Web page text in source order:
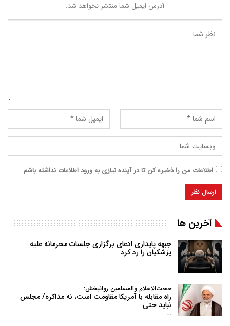
آدرس ایمیل شما منتشر نخواهد شد.
اطلاعات من را ذخیره کن تا در آینده نیازی به ورود اطلاعات نداشته باشم
آخرین ها
جبهه پایداری ادعای برگزاری جلسات محرمانه علیه
پزشکیان را رد کرد
حجت‌الاسلام والمسلمین روانبخش:
راه مقابله با آمریکا مقاومت است، نه مذاکره/ مجلس
نباید حتی
…